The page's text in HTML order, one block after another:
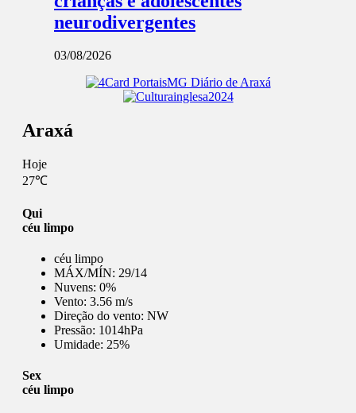
neurodivergentes
03/08/2026
Araxá
Hoje
27℃
Qui
céu limpo
céu limpo
MÁX/MÍN: 29/14
Nuvens: 0%
Vento: 3.56 m/s
Direção do vento: NW
Pressão: 1014hPa
Umidade: 25%
Sex
céu limpo